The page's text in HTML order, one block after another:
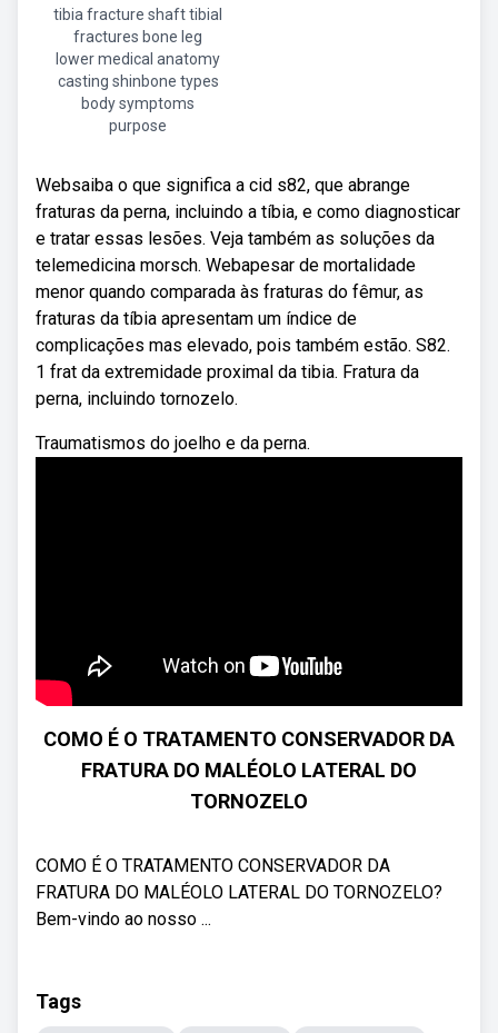
tibia fracture shaft tibial
fractures bone leg
lower medical anatomy
casting shinbone types
body symptoms
purpose
Websaiba o que significa a cid s82, que abrange
fraturas da perna, incluindo a tíbia, e como diagnosticar
e tratar essas lesões. Veja também as soluções da
telemedicina morsch. Webapesar de mortalidade
menor quando comparada às fraturas do fêmur, as
fraturas da tíbia apresentam um índice de
complicações mas elevado, pois também estão. S82.
1 frat da extremidade proximal da tibia. Fratura da
perna, incluindo tornozelo.
Traumatismos do joelho e da perna.
COMO É O TRATAMENTO CONSERVADOR DA
FRATURA DO MALÉOLO LATERAL DO
TORNOZELO
COMO É O TRATAMENTO CONSERVADOR DA
FRATURA DO MALÉOLO LATERAL DO TORNOZELO?
Bem-vindo ao nosso ...
Tags